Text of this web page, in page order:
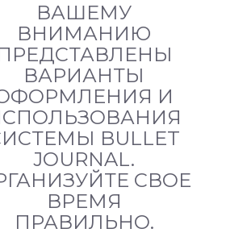
ВАШЕМУ
ВНИМАНИЮ
ВАРИАНТЫ
И
BULLET
JOURNAL.
СВОЕ
ВРЕМЯ
ПРАВИЛЬНО.